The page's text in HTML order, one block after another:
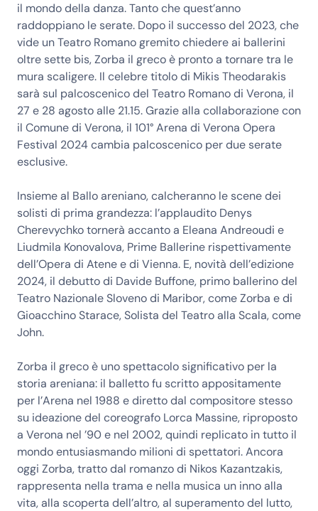
il mondo della danza. Tanto che quest’anno
raddoppiano le serate. Dopo il successo del 2023, che
vide un Teatro Romano gremito chiedere ai ballerini
oltre sette bis, Zorba il greco è pronto a tornare tra le
mura scaligere. Il celebre titolo di Mikis Theodarakis
sarà sul palcoscenico del Teatro Romano di Verona, il
27 e 28 agosto alle 21.15. Grazie alla collaborazione con
il Comune di Verona, il 101° Arena di Verona Opera
Festival 2024 cambia palcoscenico per due serate
esclusive.
Insieme al Ballo areniano, calcheranno le scene dei
solisti di prima grandezza: l’applaudito Denys
Cherevychko tornerà accanto a Eleana Andreoudi e
Liudmila Konovalova, Prime Ballerine rispettivamente
dell’Opera di Atene e di Vienna. E, novità dell’edizione
2024, il debutto di Davide Buffone, primo ballerino del
Teatro Nazionale Sloveno di Maribor, come Zorba e di
Gioacchino Starace, Solista del Teatro alla Scala, come
John.
Zorba il greco è uno spettacolo significativo per la
storia areniana: il balletto fu scritto appositamente
per l’Arena nel 1988 e diretto dal compositore stesso
su ideazione del coreografo Lorca Massine, riproposto
a Verona nel ’90 e nel 2002, quindi replicato in tutto il
mondo entusiasmando milioni di spettatori. Ancora
oggi Zorba, tratto dal romanzo di Nikos Kazantzakis,
rappresenta nella trama e nella musica un inno alla
vita, alla scoperta dell’altro, al superamento del lutto,